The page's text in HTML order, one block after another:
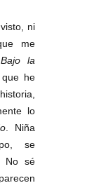
ni
me
Bajo la
he
lo
. Niña
se
No sé